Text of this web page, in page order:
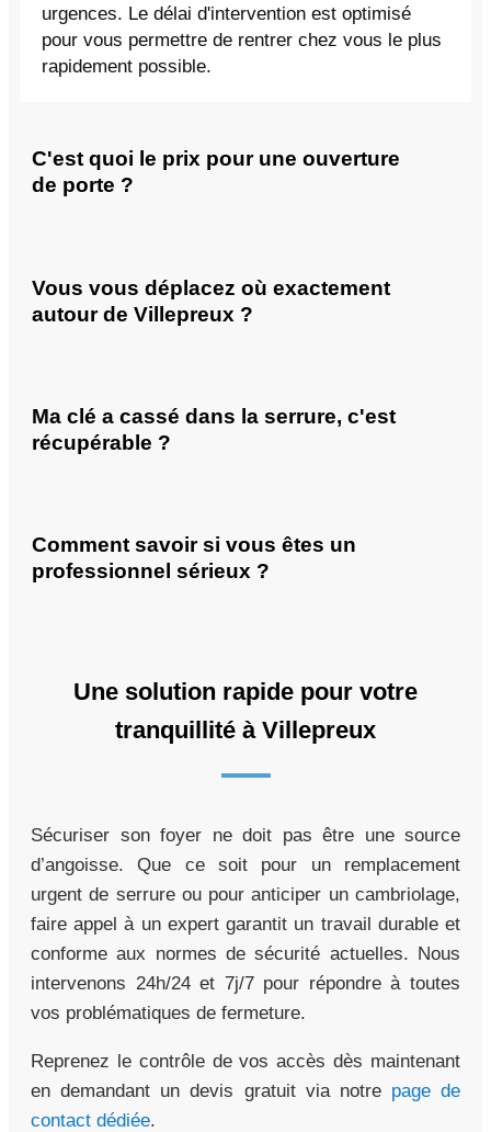
urgences. Le délai d'intervention est optimisé
pour vous permettre de rentrer chez vous le plus
rapidement possible.
C'est quoi le prix pour une ouverture
de porte ?
Vous vous déplacez où exactement
autour de Villepreux ?
Ma clé a cassé dans la serrure, c'est
récupérable ?
Comment savoir si vous êtes un
professionnel sérieux ?
Une solution rapide pour votre
tranquillité à Villepreux
Sécuriser son foyer ne doit pas être une source
d’angoisse. Que ce soit pour un remplacement
urgent de serrure ou pour anticiper un cambriolage,
faire appel à un expert garantit un travail durable et
conforme aux normes de sécurité actuelles. Nous
intervenons 24h/24 et 7j/7 pour répondre à toutes
vos problématiques de fermeture.
Reprenez le contrôle de vos accès dès maintenant
en demandant un devis gratuit via notre page de
contact dédiée.